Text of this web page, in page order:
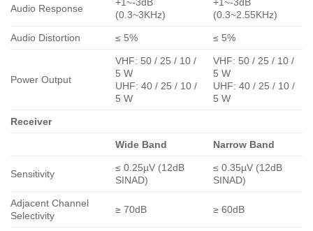
Audio Response
+1~-3dB
(0.3~3KHz)
+1~-3dB
(0.3~2.55KHz)
Audio Distortion ≤ 5% ≤ 5%
Power Output
VHF: 50 / 25 / 10 /
5 W
UHF: 40 / 25 / 10 /
5 W
VHF: 50 / 25 / 10 /
5 W
UHF: 40 / 25 / 10 /
5 W
Receiver
Wide Band Narrow Band
Sensitivity
≤ 0.25µV (12dB
SINAD)
≤ 0.35µV (12dB
SINAD)
Adjacent Channel
Selectivity
≥ 70dB ≥ 60dB